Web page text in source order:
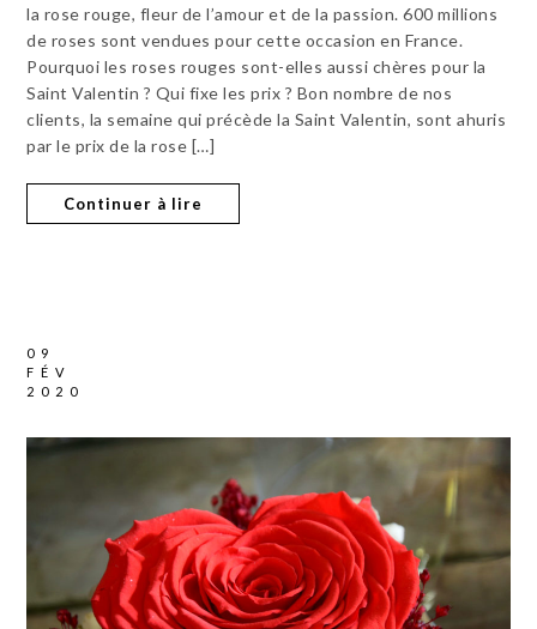
la rose rouge, fleur de l’amour et de la passion. 600 millions
de roses sont vendues pour cette occasion en France.
Pourquoi les roses rouges sont-elles aussi chères pour la
Saint Valentin ? Qui fixe les prix ? Bon nombre de nos
clients, la semaine qui précède la Saint Valentin, sont ahuris
par le prix de la rose […]
Continuer à lire
09
FÉV
2020